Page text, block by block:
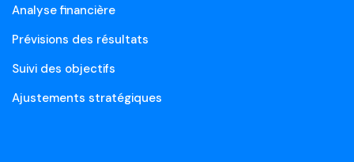
Analyse financière
Prévisions des résultats
Suivi des objectifs
Ajustements stratégiques